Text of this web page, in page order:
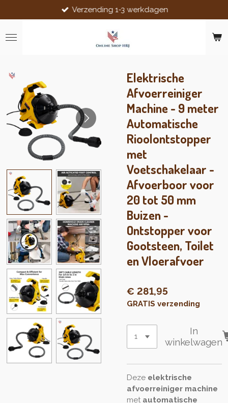
direct
naar
de
Verzending 1-3 werkdagen
Elektrische
Afvoerreiniger
Machine - 9 meter
Automatische
Rioolontstopper
met
Voetschakelaar -
Afvoerboor voor
20 tot 50 mm
Buizen -
Ontstopper voor
Gootsteen, Toilet
en Vloerafvoer
€ 281,95
GRATIS verzending
In
winkelwagen
Deze elektrische
afvoerreiniger machine
met automatische